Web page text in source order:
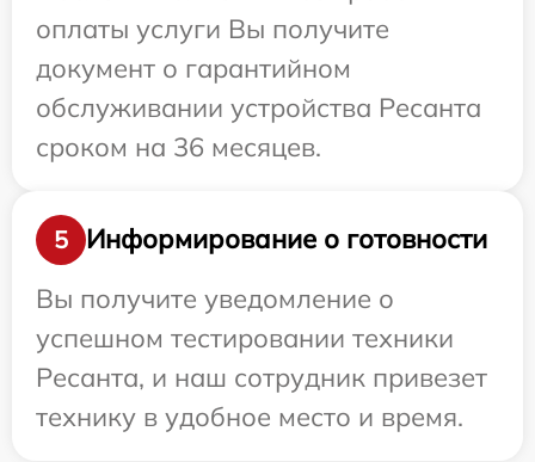
оплаты услуги Вы получите
документ о гарантийном
обслуживании устройства Ресанта
сроком на 36 месяцев.
5
Информирование о готовности
Вы получите уведомление о
успешном тестировании техники
Ресанта, и наш сотрудник привезет
технику в удобное место и время.